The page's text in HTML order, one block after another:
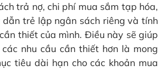
trả nợ, chi phí mua sắm tạp hóa,
trẻ lập ngân sách riêng và tính
thiết của mình. Điều này sẽ giúp
nhu cầu cần thiết hơn là mong
tiêu dài hạn cho các khoản mua